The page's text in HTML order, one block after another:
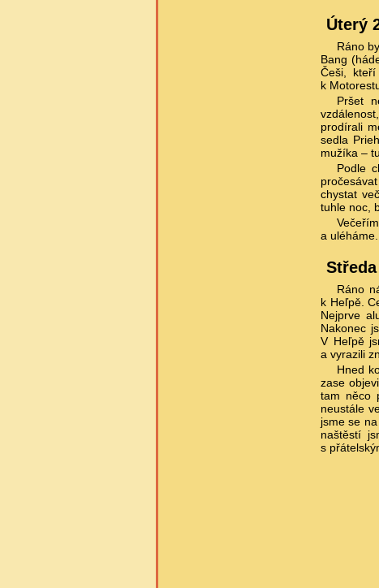
Úterý
Ráno
Bang
Češi,
k
Pršet
prodírali
sedla
mužíka –
Podle
chystat
tuhle noc,
a
Ráno
k Heľpě.
Nejprve
Nakonec
V Heľpě
a vyrazili
Hned
zase
tam něco
neustále
jsme se
naštěstí
s